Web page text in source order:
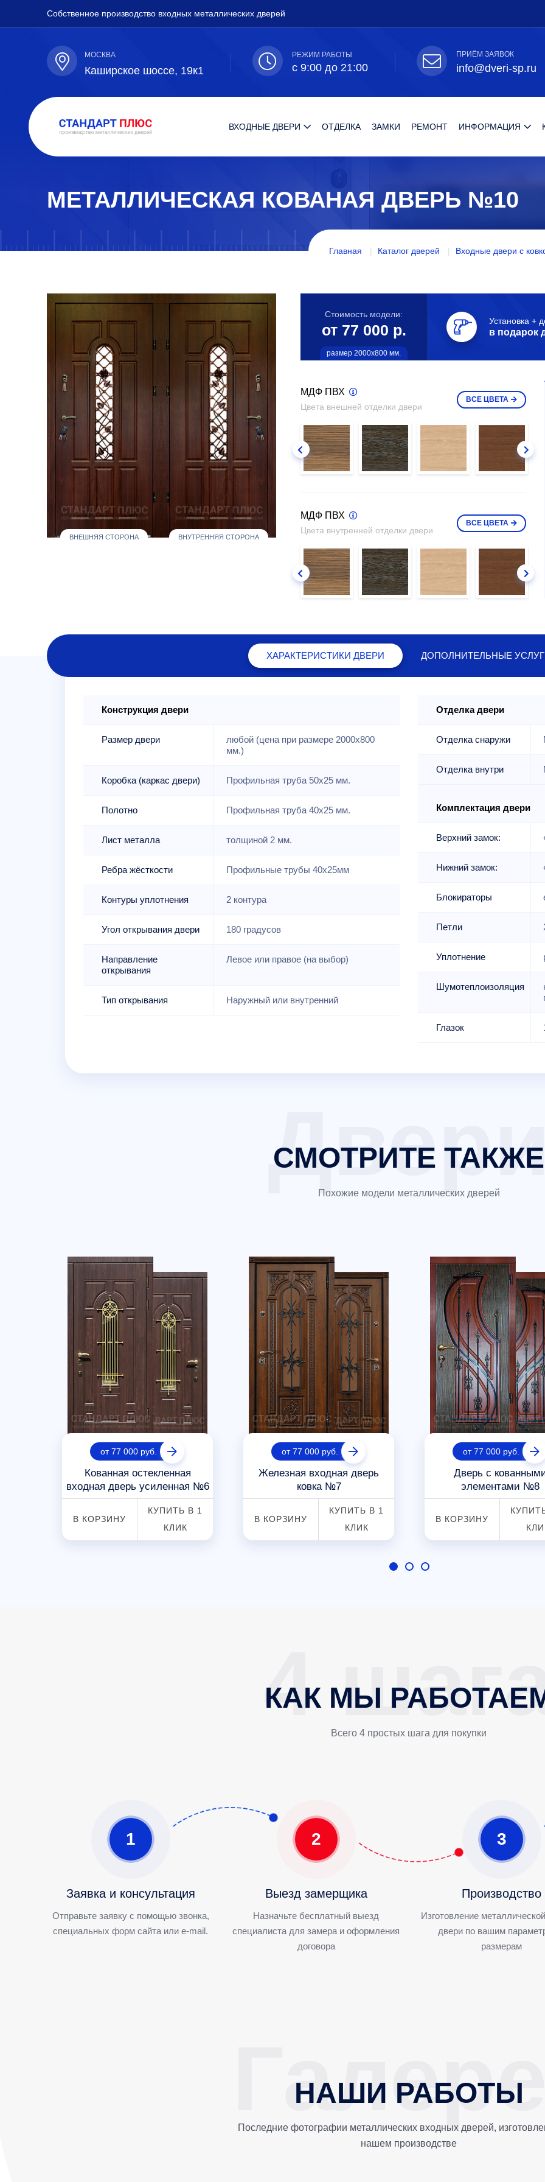
Собственное производство входных металлических дверей
МОСКВА
Каширское шоссе, 19к1
РЕЖИМ РАБОТЫ
с 9:00 до 21:00
ПРИЁМ ЗАЯВОК
info@dveri-sp.ru
ВХОДНЫЕ ДВЕРИ ОТДЕЛКА ЗАМКИ РЕМОНТ ИНФОРМАЦИЯ
МЕТАЛЛИЧЕСКАЯ КОВАНАЯ ДВЕРЬ №10
Главная Каталог дверей Входные двери с
ВНЕШНЯЯ СТОРОНА ВНУТРЕННЯЯ СТОРОНА
Стоимость модели:
от 77 000 р.
размер 2000х800 мм.
Установка +
в подарок
МДФ ПВХ
Цвета внешней отделки двери
ВСЕ ЦВЕТА
МДФ ПВХ
Цвета внутренней отделки двери
ВСЕ ЦВЕТА
ХАРАКТЕРИСТИКИ ДВЕРИ ДОПОЛНИТЕЛЬНЫЕ
Конструкция двери
Размер двери
любой (цена при размере 2000x800
мм.)
Коробка (каркас двери) Профильная труба 50х25 мм.
Полотно Профильная труба 40х25 мм.
Лист металла толщиной 2 мм.
Ребра жёсткости Профильные трубы 40х25мм
Контуры уплотнения 2 контура
Угол открывания двери 180 градусов
Направление
открывания
Левое или правое (на выбор)
Тип открывания Наружный или внутренний
Отделка двери
Отделка снаружи
Отделка внутри
Комплектация двери
Верхний замок:
Нижний замок:
Блокираторы
Петли
Уплотнение
Шумотеплоизоляция
Глазок
СМОТРИТЕ ТАКЖЕ
Похожие модели металлических дверей
от 77 000 руб.
Кованная остекленная
входная дверь усиленная №6
В КОРЗИНУ
КУПИТЬ В 1
КЛИК
от 77 000 руб.
Железная входная дверь
ковка №7
В КОРЗИНУ
КУПИТЬ В 1
КЛИК
от 77 000 руб.
Дверь с
элементами №8
В КОРЗИНУ
КАК МЫ
Всего 4 простых шага для покупки
1
Заявка и консультация
Отправьте заявку с помощью звонка,
специальных форм сайта или e-mail.
2
Выезд замерщика
Назначьте бесплатный выезд
специалиста для замера и оформления
договора
3
Производство
Изготовление
двери по вашим
размерам
НАШИ РАБОТЫ
Последние фотографии металлических входных дверей,
нашем производстве